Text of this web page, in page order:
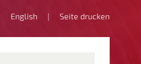
Seite drucken
English